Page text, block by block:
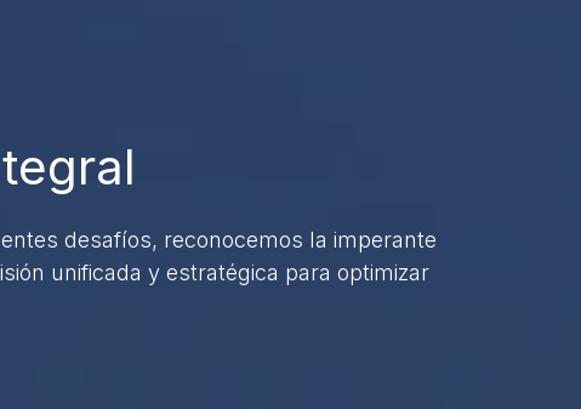
desafíos, reconocemos la imperante
unificada y estratégica para optimizar